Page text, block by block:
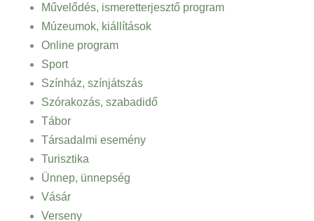
Művelődés, ismeretterjesztő program
Múzeumok, kiállítások
Online program
Sport
Színház, színjátszás
Szórakozás, szabadidő
Tábor
Társadalmi esemény
Turisztika
Ünnep, ünnepség
Vásár
Verseny